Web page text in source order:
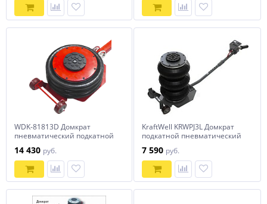
WDK-81813D Домкрат
пневматический подкатной
регулировкой угла наклона
рукояти, WiederKraft
14 430 руб.
KraftWell KRWPJ3L Домкрат
подкатной пневматический
7 590 руб.